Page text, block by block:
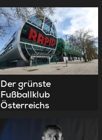
Der grünste
Fußballklub
Österreichs